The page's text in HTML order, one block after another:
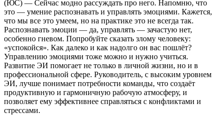
(ЮС) — Сейчас модно рассуждать про него. Напомню, что
это — умение распознавать и управлять эмоциями. Кажется,
что мы все это умеем, но на практике это не всегда так.
Распознавать эмоции — да, управлять — зачастую нет,
особенно гневом. Попробуйте сказать злому человеку:
«успокойся». Как далеко и как надолго он вас пошлёт?
Управлению эмоциями тоже можно и нужно учиться.
Развитие ЭИ помогает не только в личной жизни, но и в
профессиональной сфере. Руководитель, с высоким уровнем
ЭИ, лучше понимает потребности команды, что создаёт
продуктивную и гармоничную рабочую атмосферу, и
позволяет ему эффективнее справляться с конфликтами и
стрессами.